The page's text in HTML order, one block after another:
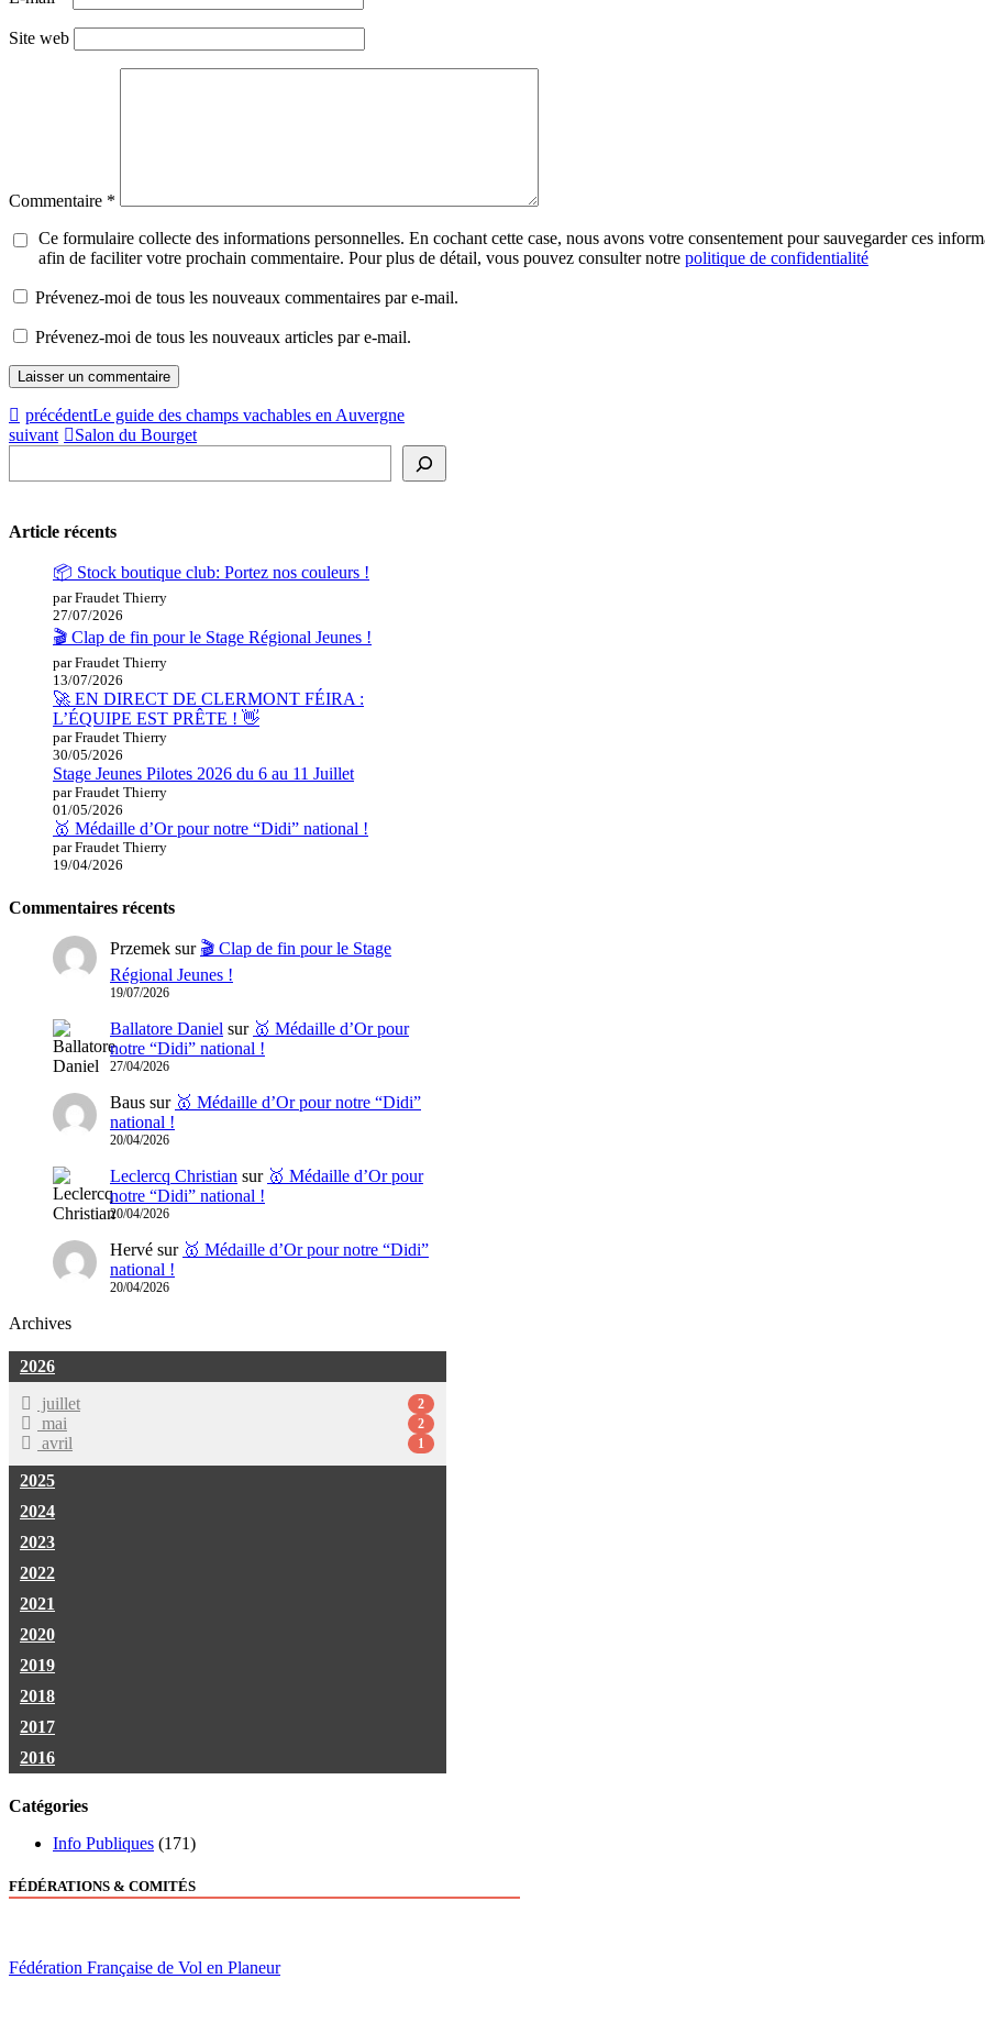
Site web
Commentaire *
Ce formulaire collecte des informations personnelles. En cochant cette case, nous avons votre consentement pour sauvegarder ces
afin de faciliter votre prochain commentaire. Pour plus de détail, vous pouvez consulter notre politique de confidentialité
Prévenez-moi de tous les nouveaux commentaires par e-mail.
Prévenez-moi de tous les nouveaux articles par e-mail.
précédentLe guide des champs vachables en Auvergne
suivant
Salon du Bourget
Article récents
📦 Stock boutique club: Portez nos couleurs !
par Fraudet Thierry
27/07/2026
🎬 Clap de fin pour le Stage Régional Jeunes !
par Fraudet Thierry
13/07/2026
🚀 EN DIRECT DE CLERMONT FÉIRA :
L’ÉQUIPE EST PRÊTE ! 👋
par Fraudet Thierry
30/05/2026
Stage Jeunes Pilotes 2026 du 6 au 11 Juillet
par Fraudet Thierry
01/05/2026
🥇 Médaille d’Or pour notre “Didi” national !
par Fraudet Thierry
19/04/2026
Commentaires récents
Przemek sur 🎬 Clap de fin pour le Stage
Régional Jeunes !
19/07/2026
Ballatore Daniel sur 🥇 Médaille d’Or pour
notre “Didi” national !
27/04/2026
Baus sur 🥇 Médaille d’Or pour notre “Didi”
national !
20/04/2026
Leclercq Christian sur 🥇 Médaille d’Or pour
notre “Didi” national !
20/04/2026
Hervé sur 🥇 Médaille d’Or pour notre “Didi”
national !
20/04/2026
Archives
2026
juillet
2
mai 2
avril 1
2025
2024
2023
2022
2021
2020
2019
2018
2017
2016
Catégories
Info Publiques (171)
FÉDÉRATIONS & COMITÉS
Fédération Française de Vol en Planeur